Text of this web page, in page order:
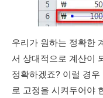
우리가 원하는 정확한
서 상대적으로 계산이
정확하겠죠? 이럴 경
로 고정을 시켜두어야